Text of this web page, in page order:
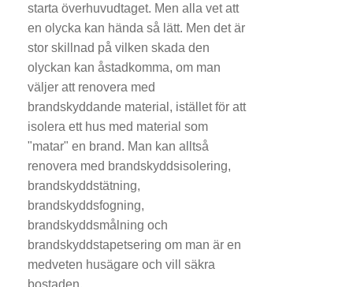
starta överhuvudtaget. Men alla vet att
en olycka kan hända så lätt. Men det är
stor skillnad på vilken skada den
olyckan kan åstadkomma, om man
väljer att renovera med
brandskyddande material, istället för att
isolera ett hus med material som
"matar" en brand. Man kan alltså
renovera med brandskyddsisolering,
brandskyddstätning,
brandskyddsfogning,
brandskyddsmålning och
brandskyddstapetsering om man är en
medveten husägare och vill säkra
bostaden.